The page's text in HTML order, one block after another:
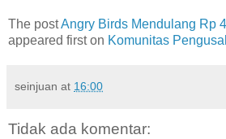
The postAngry Birds Mendulang Rp
appeared first on Komunitas
seinjuan at 16:00
Tidak ada komentar: